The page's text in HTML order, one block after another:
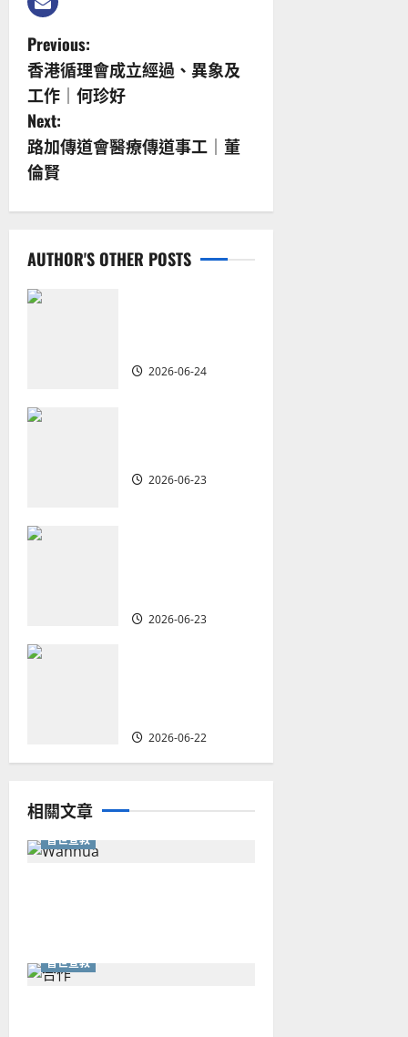
P
o
s
t
n
v
i
t
n
Previous:
香港循理會成立經過、異象及
工作｜何珍好
Next:
路加傳道會醫療傳道事工｜董
倫賢
AUTHOR'S OTHER POSTS
2026-06-24
2026-06-23
2026-06-23
2026-06-22
相關文章
普世宣教
普世宣教